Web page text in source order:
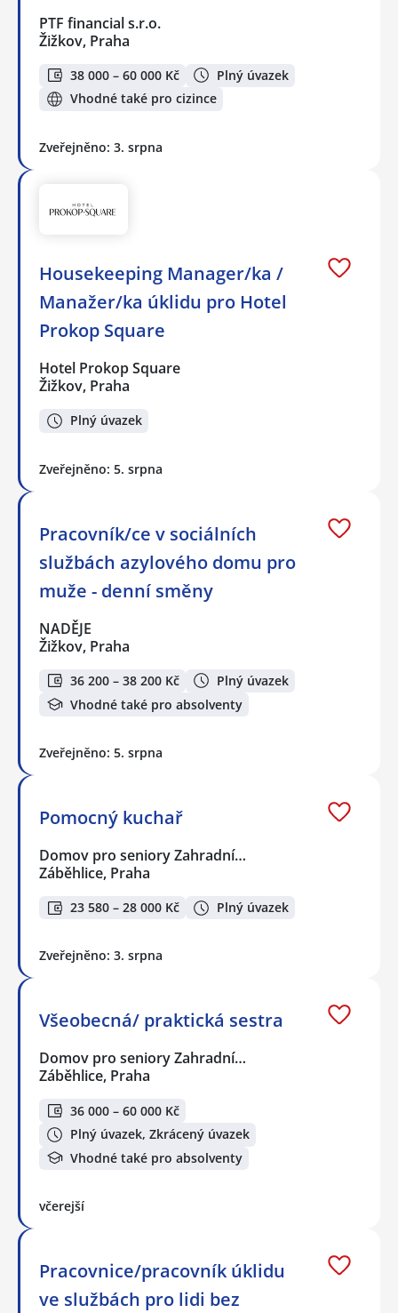
PTF financial s.r.o.
Žižkov, Praha
38 000 – 60 000 Kč
Plný úvazek
Vhodné také pro cizince
Zveřejněno: 3. srpna
Housekeeping Manager/ka /
Manažer/ka úklidu pro Hotel
Prokop Square
Hotel Prokop Square
Žižkov, Praha
Plný úvazek
Zveřejněno: 5. srpna
Pracovník/ce v sociálních
službách azylového domu pro
muže - denní směny
NADĚJE
Žižkov, Praha
36 200 – 38 200 Kč
Plný úvazek
Vhodné také pro absolventy
Zveřejněno: 5. srpna
Pomocný kuchař
Domov pro seniory Zahradní…
Záběhlice, Praha
23 580 – 28 000 Kč Plný úvazek
Zveřejněno: 3. srpna
Všeobecná/ praktická sestra
Domov pro seniory Zahradní…
Záběhlice, Praha
36 000 – 60 000 Kč
Plný úvazek, Zkrácený úvazek
Vhodné také pro absolventy
včerejší
Pracovnice/pracovník úklidu
ve službách pro lidi bez